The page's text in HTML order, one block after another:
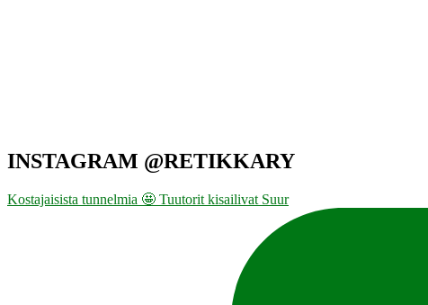
INSTAGRAM @RETIKKARY
Kostajaisista tunnelmia 🤩 Tuutorit kisailivat Suur